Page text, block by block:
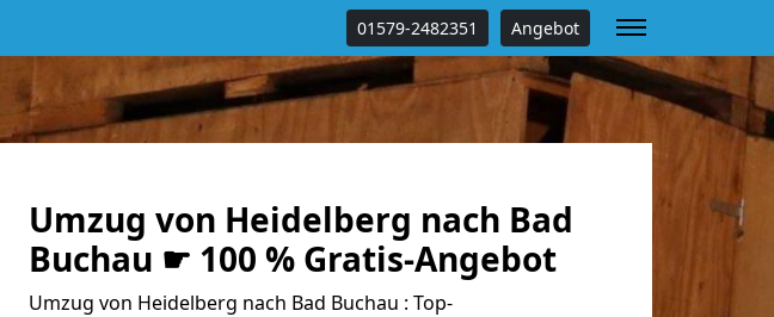
01579-2482351 Angebot
Umzug von Heidelberg nach Bad
Buchau ☛ 100 % Gratis-Angebot
Umzug von Heidelberg nach Bad Buchau : Top-